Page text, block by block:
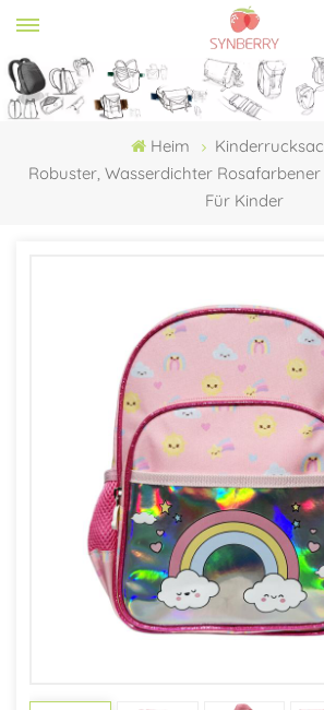
Heim
Robuster, Wasserdichter
Für Kinder